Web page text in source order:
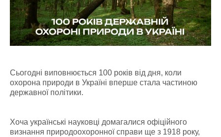
Сьогодні виповнюється 100 років від дня, коли
охорона природи в Україні вперше стала частиною
державної політики.
Хоча українські науковці домагалися офіційного
визнання природоохоронної справи ще з 1918 року,